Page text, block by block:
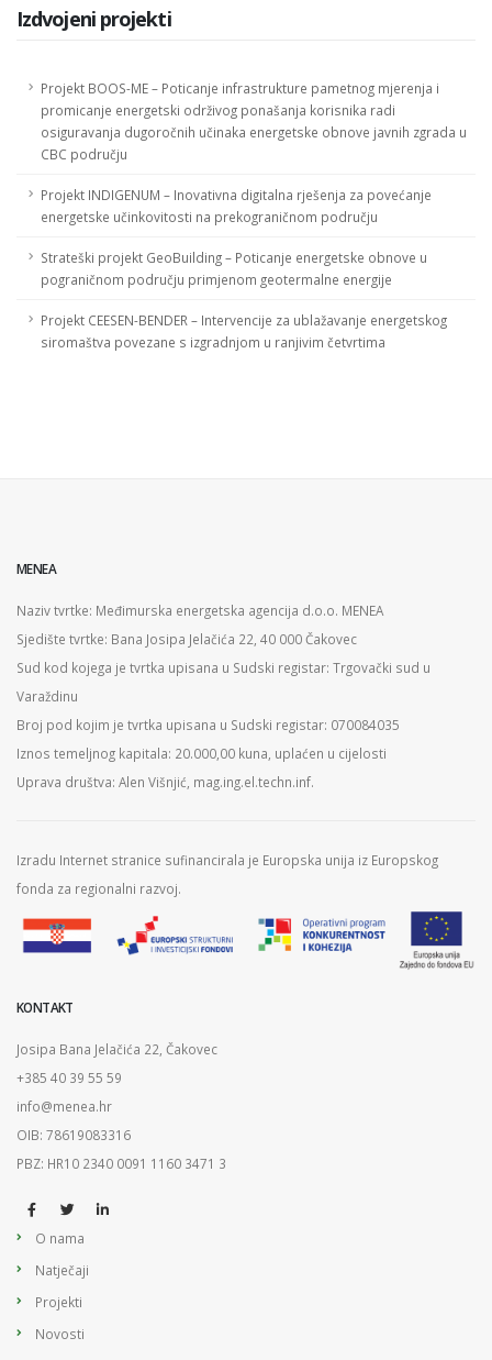
Izdvojeni projekti
Projekt BOOS-ME – Poticanje infrastrukture pametnog mjerenja i
promicanje energetski održivog ponašanja korisnika radi
osiguravanja dugoročnih učinaka energetske obnove javnih zgrada u
CBC području
Projekt INDIGENUM – Inovativna digitalna rješenja za povećanje
energetske učinkovitosti na prekograničnom području
Strateški projekt GeoBuilding – Poticanje energetske obnove u
pograničnom području primjenom geotermalne energije
Projekt CEESEN-BENDER – Intervencije za ublažavanje energetskog
siromaštva povezane s izgradnjom u ranjivim četvrtima
MENEA
Naziv tvrtke: Međimurska energetska agencija d.o.o. MENEA
Sjedište tvrtke: Bana Josipa Jelačića 22, 40 000 Čakovec
Sud kod kojega je tvrtka upisana u Sudski registar: Trgovački sud u
Varaždinu
Broj pod kojim je tvrtka upisana u Sudski registar: 070084035
Iznos temeljnog kapitala: 20.000,00 kuna, uplaćen u cijelosti
Uprava društva: Alen Višnjić, mag.ing.el.techn.inf.
Izradu Internet stranice sufinancirala je Europska unija iz Europskog
fonda za regionalni razvoj.
KONTAKT
Josipa Bana Jelačića 22, Čakovec
+385 40 39 55 59
info@menea.hr
OIB: 78619083316
PBZ: HR10 2340 0091 1160 3471 3
O nama
Natječaji
Projekti
Novosti